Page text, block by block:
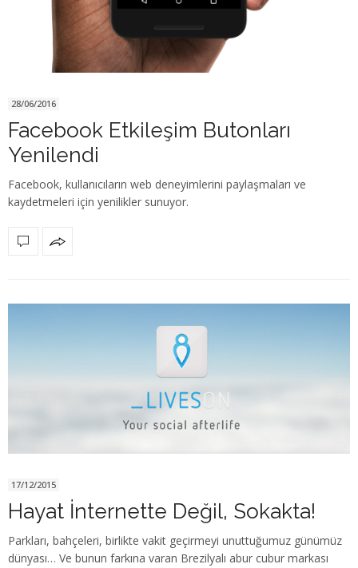
28/06/2016
Facebook Etkileşim Butonları
Yenilendi
Facebook, kullanıcıların web deneyimlerini paylaşmaları ve
kaydetmeleri için yenilikler sunuyor.
17/12/2015
Hayat İnternette Değil, Sokakta!
Parkları, bahçeleri, birlikte vakit geçirmeyi unuttuğumuz günümüz
dünyası… Ve bunun farkına varan Brezilyalı abur cubur markası